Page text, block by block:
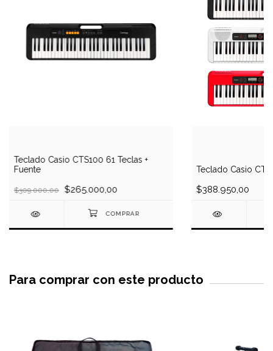
Teclado Casio CTS100 61 Teclas +
Fuente
$309.000,00 $265.000,00
Teclado Casio
$388.950,00
Para comprar con este producto